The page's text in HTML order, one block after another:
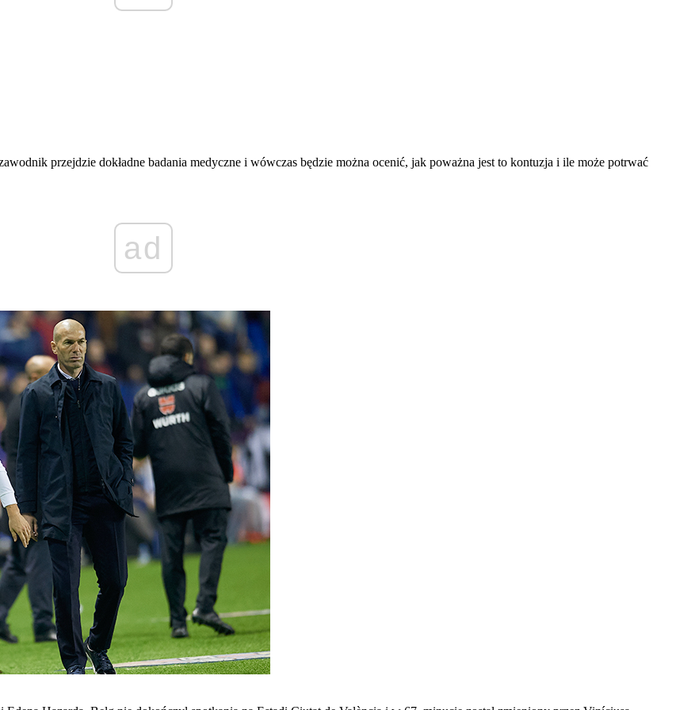
przejdzie dokładne badania medyczne i wówczas będzie można ocenić, jak poważna jest to kontuzja i ile może potrwać
ad